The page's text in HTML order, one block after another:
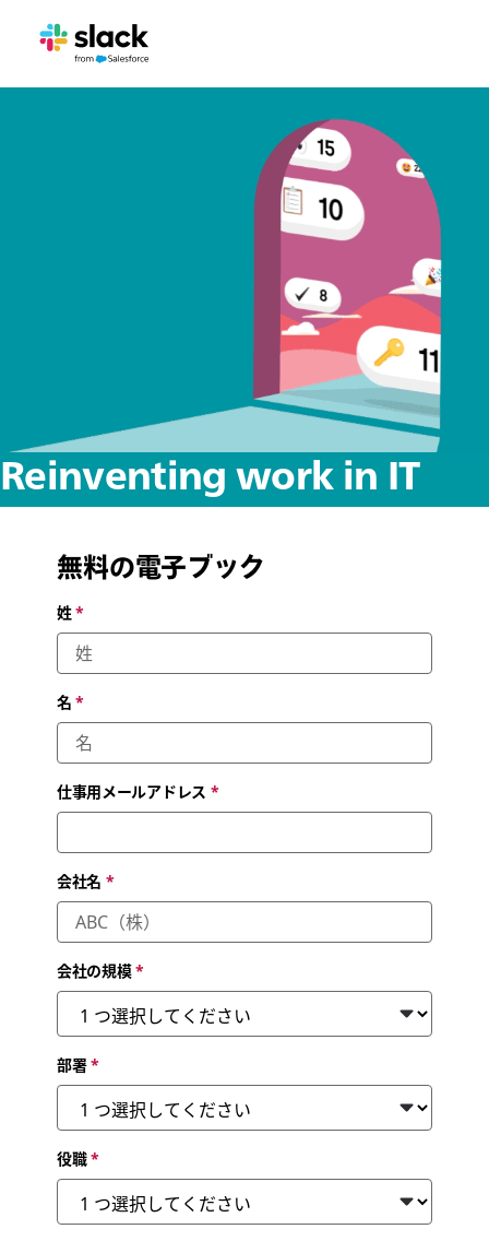
Reinventing work in IT
work-from-anywhere world
無料の電子ブック
姓*
名 *
仕事用メールアドレス *
会社名 *
会社の規模*
部署*
役職*